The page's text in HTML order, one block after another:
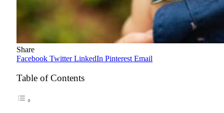
Share
Facebook Twitter LinkedIn Pinterest Email
Table of Contents